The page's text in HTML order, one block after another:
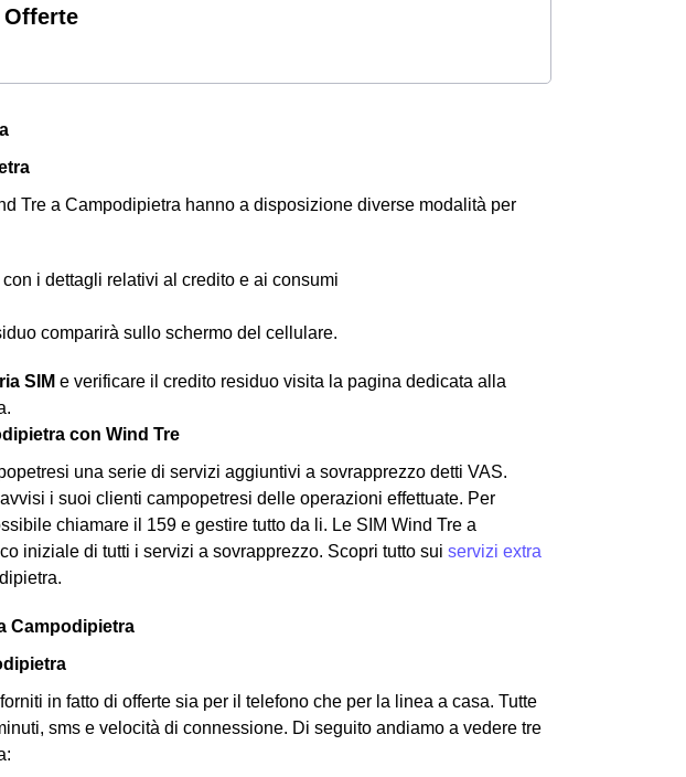
Offerte
Tre a Campodipietra hanno a disposizione diverse modalità per
i dettagli relativi al credito e ai consumi
comparirà sullo schermo del cellulare.
SIM e verificare il credito residuo visita la pagina dedicata alla
con Wind Tre
una serie di servizi aggiuntivi a sovrapprezzo detti VAS.
i suoi clienti campopetresi delle operazioni effettuate. Per
chiamare il 159 e gestire tutto da li. Le SIM Wind Tre a
iniziale di tutti i servizi a sovrapprezzo. Scopri tutto sui servizi extra
Campodipietra
in fatto di offerte sia per il telefono che per la linea a casa. Tutte
sms e velocità di connessione. Di seguito andiamo a vedere tre